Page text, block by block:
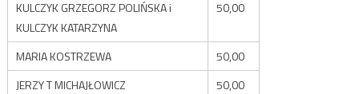
KULCZYK GRZEGORZ POLIŃSKA i
KULCZYK KATARZYNA
50,00
MARIA KOSTRZEWA
50,00
JERZY T MICHAJŁOWICZ
50,00